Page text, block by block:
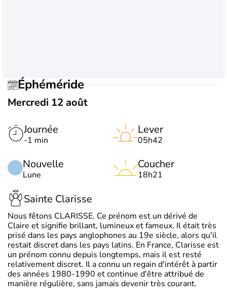
Éphéméride
Mercredi 12 août
Journée
-1 min
Nouvelle
Lune
Lever
05h42
Coucher
18h21
Sainte Clarisse
Nous fêtons CLARISSE. Ce prénom est un dérivé de
Claire et signifie brillant, lumineux et fameux. Il était très
prisé dans les pays anglophones au 19e siècle, alors qu'il
restait discret dans les pays latins. En France, Clarisse est
un prénom connu depuis longtemps, mais il est resté
relativement discret. Il a connu un regain d'intérêt à partir
des années 1980-1990 et continue d'être attribué de
manière régulière, sans jamais devenir très courant.